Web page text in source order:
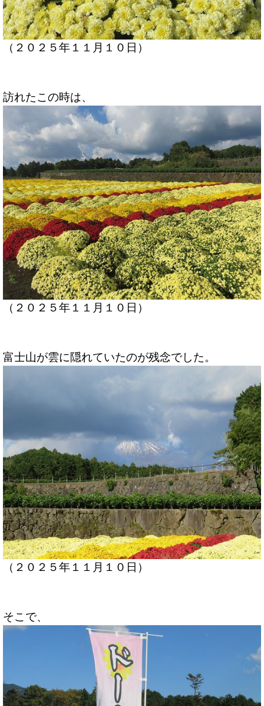
（２０２５年１１月１０日）
訪れたこの時は、
（２０２５年１１月１０日）
富士山が雲に隠れていたのが残念でした。
（２０２５年１１月１０日）
そこで、